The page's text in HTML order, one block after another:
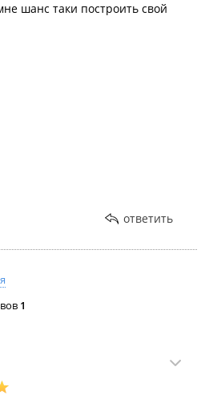
шанс таки построить свой
ответить
1